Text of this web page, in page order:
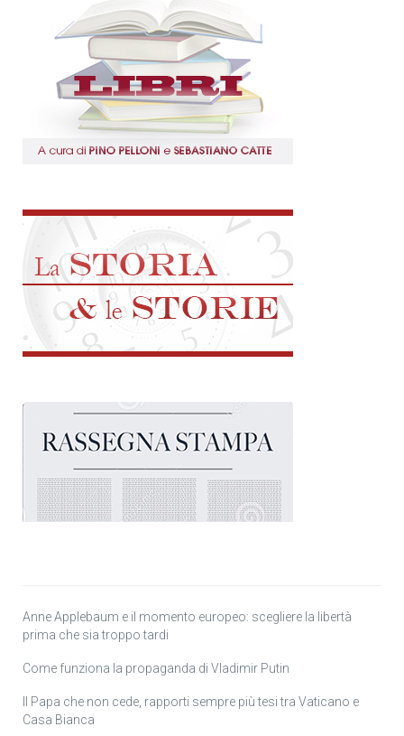
Anne Applebaum e il momento europeo: scegliere la libertà
prima che sia troppo tardi
Come funziona la propaganda di Vladimir Putin
Il Papa che non cede, rapporti sempre più tesi tra Vaticano e
Casa Bianca